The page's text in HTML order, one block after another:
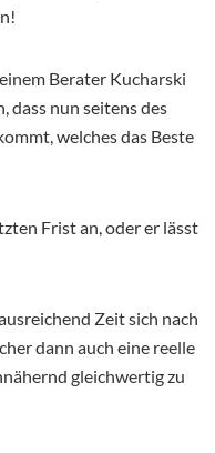
Berater Kucharski
dass nun seitens des
welches das Beste
Frist an, oder er lässt
Zeit sich nach
dann auch eine reelle
gleichwertig zu